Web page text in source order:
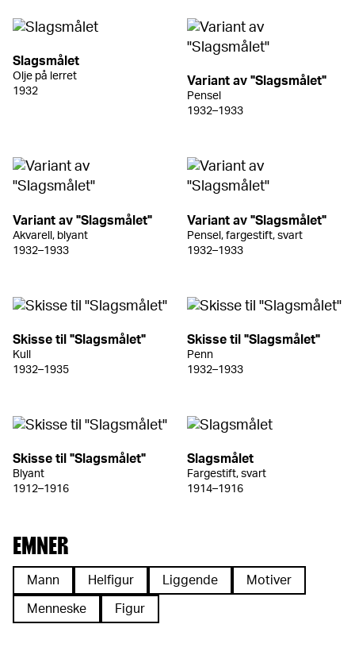
Slagsmålet
Olje på lerret
1932
Variant av "Slagsmålet"
Pensel
1932–1933
Variant av "Slagsmålet"
Akvarell, blyant
1932–1933
Variant av "Slagsmålet"
Pensel, fargestift, svart
1932–1933
Skisse til "Slagsmålet"
Kull
1932–1935
Skisse til "Slagsmålet"
Penn
1932–1933
Skisse til "Slagsmålet"
Blyant
1912–1916
Slagsmålet
Fargestift, svart
1914–1916
EMNER
Mann Helfigur Liggende Motiver
Menneske Figur